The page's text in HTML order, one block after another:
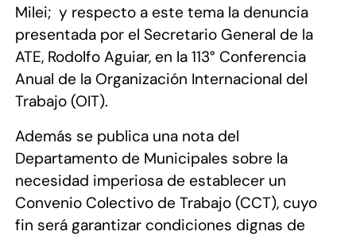
Milei; y respecto a este tema la denuncia
presentada por el Secretario General de la
ATE, Rodolfo Aguiar, en la 113° Conferencia
Anual de la Organización Internacional del
Trabajo (OIT).
Además se publica una nota del
Departamento de Municipales sobre la
necesidad imperiosa de establecer un
Convenio Colectivo de Trabajo (CCT), cuyo
fin será garantizar condiciones dignas de